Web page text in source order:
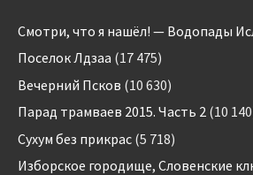
Смотри, что я нашёл! — Водопады
Поселок Лдзаа (17 475)
Вечерний Псков (10 630)
Парад трамваев 2015. Часть 2 (10
Сухум без прикрас (5 718)
Изборское городище, Словенские